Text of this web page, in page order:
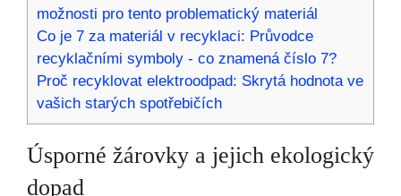
možnosti pro tento problematický materiál
Co je 7 za materiál v recyklaci: Průvodce
recyklačními symboly - co znamená číslo 7?
Proč recyklovat elektroodpad: Skrytá hodnota ve
vašich starých spotřebičích
Úsporné žárovky a jejich ekologický
dopad